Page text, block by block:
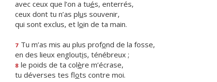
avec ceux que l’on a tués, enterrés,
ceux dont tu n’as plus souvenir,
qui sont exclus, et loin de ta main.
7 Tu m’as mis au plus profond de la fosse,
en des lieux engloutis, ténébreux ;
8 le poids de ta colère m’écrase,
tu déverses tes flots contre moi.